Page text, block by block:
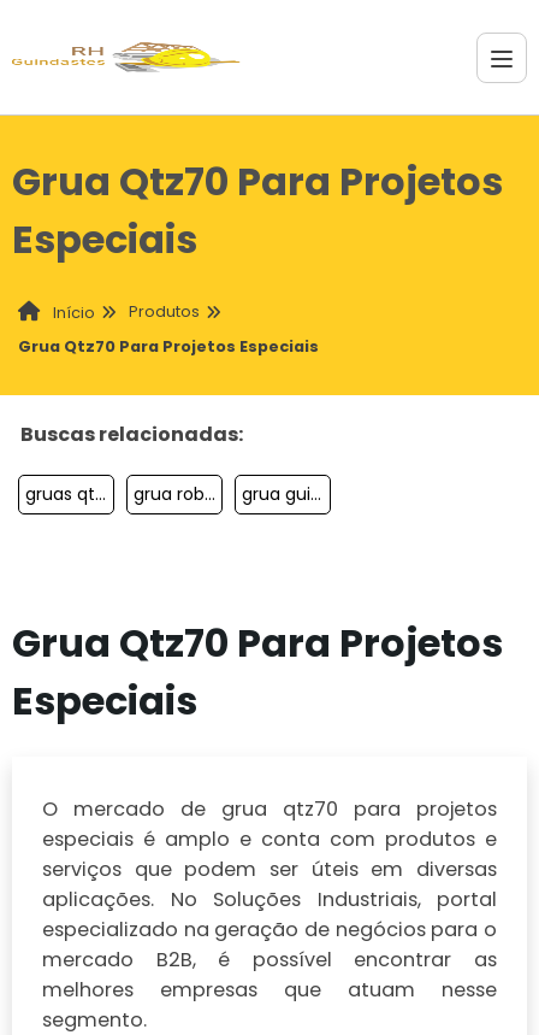
Grua Qtz70 Para Projetos
Especiais
Início
Produtos
Grua Qtz70 Para Projetos Especiais
Buscas relacionadas:
gruas qtz para indústrias e obras grua robusta para indústrias grua guincho para construção civil
Grua Qtz70 Para Projetos
Especiais
O mercado de grua qtz70 para projetos
especiais é amplo e conta com produtos e
serviços que podem ser úteis em diversas
aplicações. No Soluções Industriais, portal
especializado na geração de negócios para o
mercado B2B, é possível encontrar as
melhores empresas que atuam nesse
segmento.